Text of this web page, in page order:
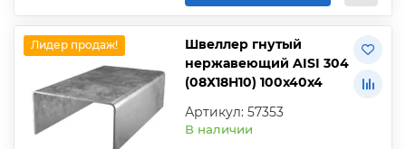
Лидер продаж!
Швеллер гнутый
нержавеющий AISI 304
(08Х18Н10) 100х40х4
Артикул: 57353
В наличии